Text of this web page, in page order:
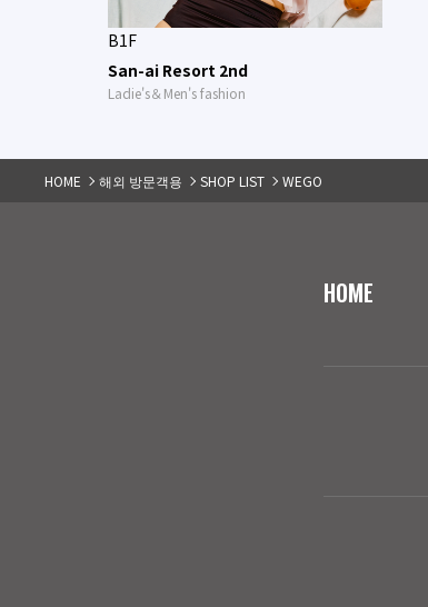
B1F
San-ai Resort 2nd
Ladie's＆Men's fashion
HOME 해외 방문객용 SHOP LIST WEGO
HOME